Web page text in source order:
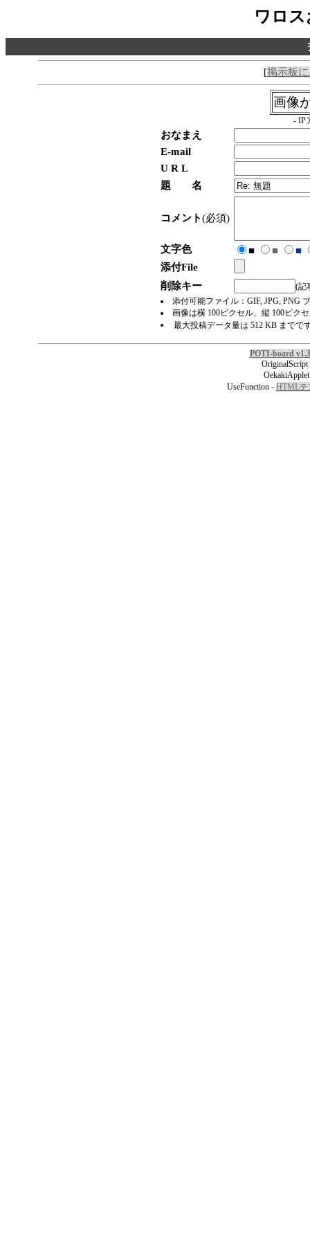
ワロ
[掲示板
画像
- IP
おなまえ
E-mail
U R L
題 名
コメント(必須)
文字色 ■ ■
■
添付File
削除キー
(記
添付可能ファイル：GIF, JPG, PNG
画像は横 100ピクセル、縦 100ピク
最大投稿データ量は 512 KB までで
POTI-board
UseFunction - HTMLテ